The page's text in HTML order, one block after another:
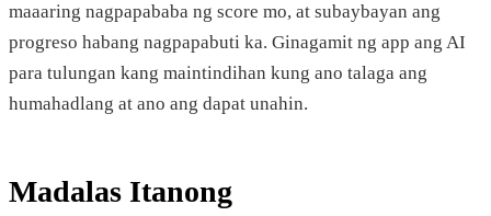
maaaring nagpapababa ng score mo, at subaybayan ang
progreso habang nagpapabuti ka. Ginagamit ng app ang AI
para tulungan kang maintindihan kung ano talaga ang
humahadlang at ano ang dapat unahin.
Madalas Itanong